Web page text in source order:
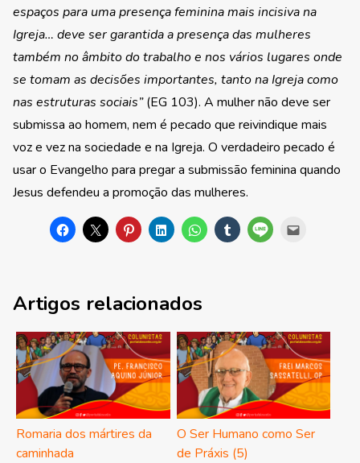
espaços para uma presença feminina mais incisiva na
Igreja… deve ser garantida a presença das mulheres
também no âmbito do trabalho e nos vários lugares onde
se tomam as decisões importantes, tanto na Igreja como
nas estruturas sociais”(EG 103). A mulher não deve ser
submissa ao homem, nem é pecado que reivindique mais
voz e vez na sociedade e na Igreja. O verdadeiro pecado é
usar o Evangelho para pregar a submissão feminina quando
Jesus defendeu a promoção das mulheres.
Artigos relacionados
Romaria dos mártires da
caminhada
O Ser Humano como Ser
de Práxis (5)